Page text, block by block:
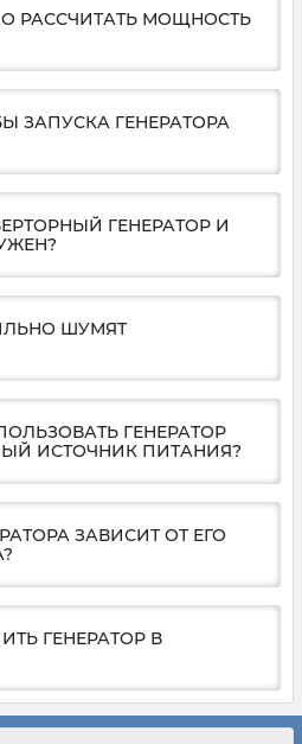
РАССЧИТАТЬ МОЩНОСТЬ
ЗАПУСКА ГЕНЕРАТОРА
ГЕНЕРАТОР И
ШУМЯТ
ГЕНЕРАТОР
ИСТОЧНИК ПИТАНИЯ?
ЗАВИСИТ ОТ ЕГО
ГЕНЕРАТОР В